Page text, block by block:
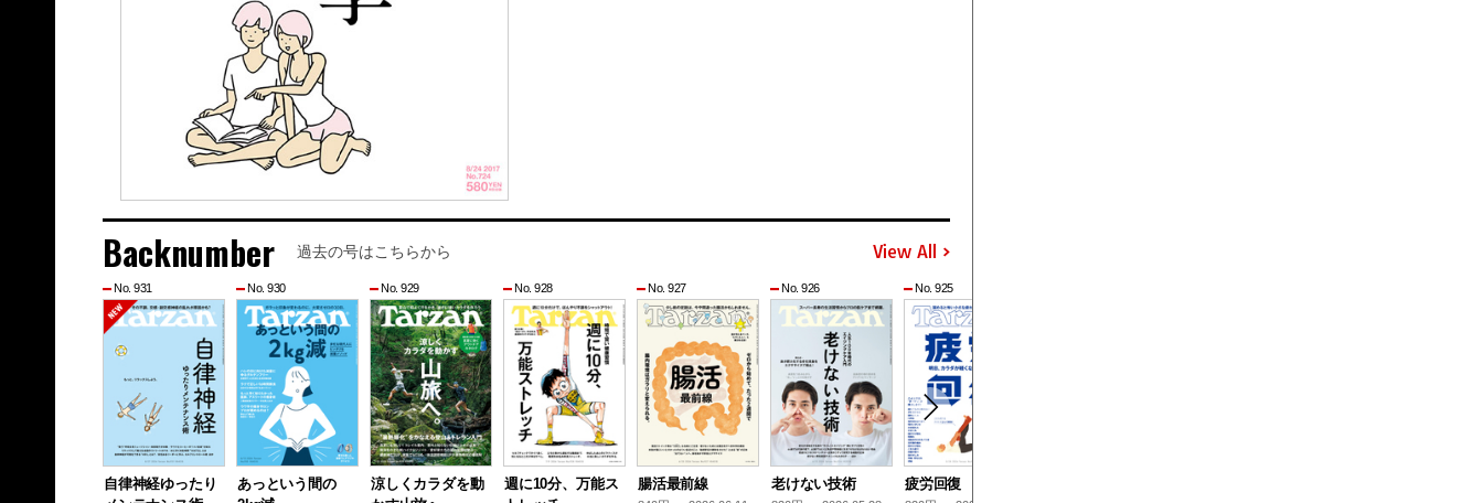
Backnumber 過去の号はこちらから View All
No. 931
自律神経ゆったり
No. 930
あっという間の
No. 929
涼しくカラダを動
No. 928
週に10分、万能ス
No. 927
腸活最前線
No. 926
老けない技術
No. 925
疲労回復